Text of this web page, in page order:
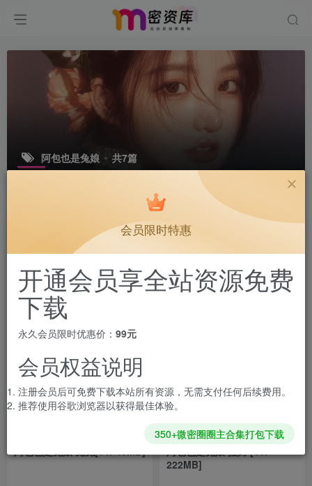
阿包也是兔娘 共7篇
评论
222MB]
会员限时特惠
开通会员享全站资源免费
下载
永久会员限时优惠价： 99元
会员权益说明
注册会员后可免费下载本站所有资源，无需支付任何后续费用。
推荐使用谷歌浏览器以获得最佳体验。
350+微密圈圈主合集打包下载